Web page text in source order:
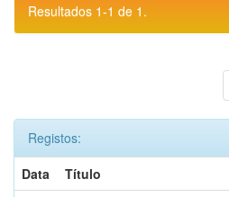
Resultados 1-1 de 1.
Registos:
Data
Título